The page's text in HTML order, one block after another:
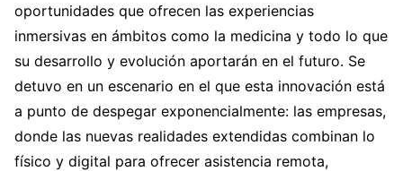
oportunidades que ofrecen las experiencias
inmersivas en ámbitos como la medicina y todo lo que
su desarrollo y evolución aportarán en el futuro. Se
detuvo en un escenario en el que esta innovación está
a punto de despegar exponencialmente: las empresas,
donde las nuevas realidades extendidas combinan lo
físico y digital para ofrecer asistencia remota,